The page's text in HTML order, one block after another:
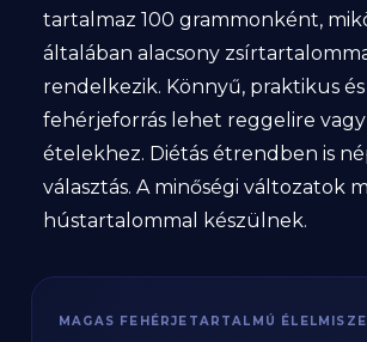
tartalmaz 100 grammonként,
általában alacsony
rendelkezik. Könnyű, praktikus
fehérjeforrás lehet reggelire
ételekhez. Diétás étrendben is
választás. A minőségi változatok
hústartalommal készülnek.
MAGAS FEHÉRJETARTALMÚ